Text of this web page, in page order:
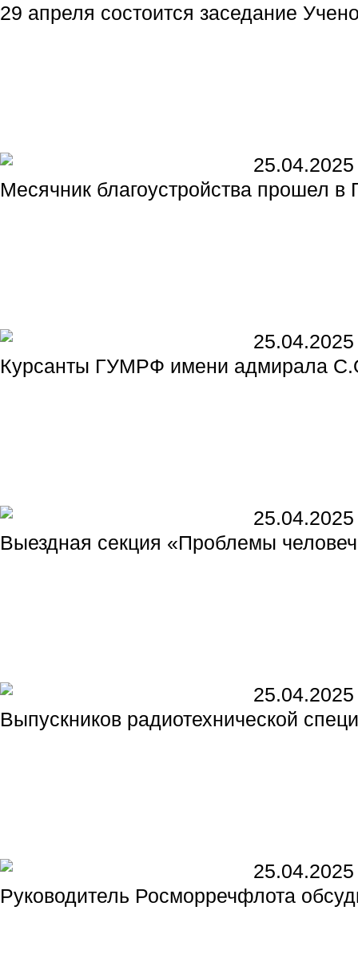
29 апреля состоится заседание
25.04.2025
Месячник благоустройства
25.04.2025
Курсанты ГУМРФ имени адмирала
25.04.2025
Выездная секция «Проблемы
25.04.2025
Выпускников радиотехнической
25.04.2025
Руководитель Росморречфлота